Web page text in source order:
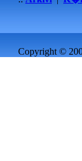
Copyright ©